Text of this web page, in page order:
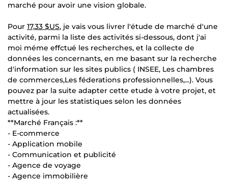
marché pour avoir une vision globale.
Pour 17,33 $US, je vais vous livrer l'étude de marché d'une
activité, parmi la liste des activités si-dessous, dont j'ai
moi méme effctué les recherches, et la collecte de
données les concernants, en me basant sur la recherche
d'information sur les sites publics ( INSEE, Les chambres
de commerces,Les féderations professionnelles,...). Vous
pouvez par la suite adapter cette etude à votre projet, et
mettre à jour les statistiques selon les données
actualisées.
**Marché Français :**
- E-commerce
- Application mobile
- Communication et publicité
- Agence de voyage
- Agence immobilière